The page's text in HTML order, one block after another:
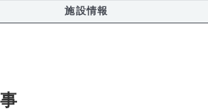
施設情報